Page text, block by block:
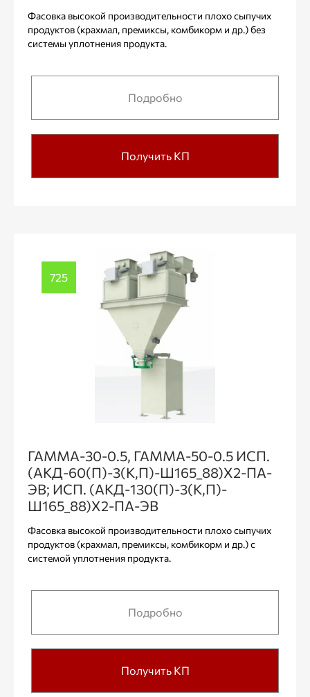
Фасовка высокой производительности плохо сыпучих
продуктов (крахмал, премиксы, комбикорм и др.) без
системы уплотнения продукта.
Подробно
Получить КП
725
ГАММА-30-0.5, ГАММА-50-0.5 ИСП.
(АКД-60(П)-3(К,П)-Ш165_88)Х2-ПА-
ЭВ; ИСП. (АКД-130(П)-3(К,П)-
Ш165_88)Х2-ПА-ЭВ
Фасовка высокой производительности плохо сыпучих
продуктов (крахмал, премиксы, комбикорм и др.) с
системой уплотнения продукта.
Подробно
Получить КП